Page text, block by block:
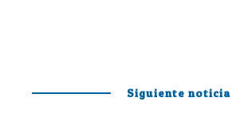
Siguiente noticia